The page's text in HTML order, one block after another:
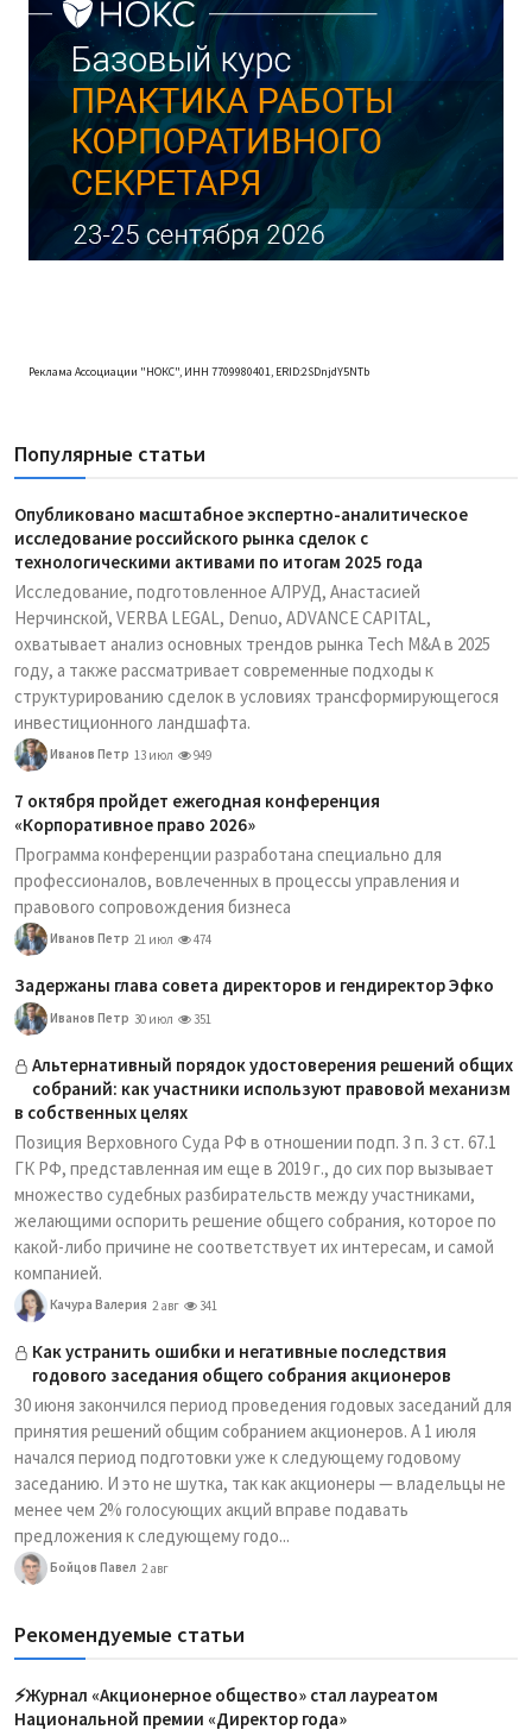
Реклама Ассоциации "НОКС", ИНН 7709980401, ERID:2SDnjdY5NTb
Популярные статьи
Опубликовано масштабное экспертно-аналитическое
исследование российского рынка сделок с
технологическими активами по итогам 2025 года
Исследование, подготовленное АЛРУД, Анастасией
Нерчинской, VERBA LEGAL, Denuo, ADVANCE CAPITAL,
охватывает анализ основных трендов рынка Tech M&A в 2025
году, а также рассматривает современные подходы к
структурированию сделок в условиях трансформирующегося
инвестиционного ландшафта.
Иванов Петр 13 июл 949
7 октября пройдет ежегодная конференция
«Корпоративное право 2026»
Программа конференции разработана специально для
профессионалов, вовлеченных в процессы управления и
правового сопровождения бизнеса
Иванов Петр 21 июл 474
Задержаны глава совета директоров и гендиректор Эфко
Иванов Петр 30 июл 351
Альтернативный порядок удостоверения решений общих
собраний: как участники используют правовой механизм
в собственных целях
Позиция Верховного Суда РФ в отношении подп. 3 п. 3 ст. 67.1
ГК РФ, представленная им еще в 2019 г., до сих пор вызывает
множество судебных разбирательств между участниками,
желающими оспорить решение общего собрания, которое по
какой-либо причине не соответствует их интересам, и самой
компанией.
Качура Валерия 2 авг 341
Как устранить ошибки и негативные последствия
годового заседания общего собрания акционеров
30 июня закончился период проведения годовых заседаний для
принятия решений общим собранием акционеров. А 1 июля
начался период подготовки уже к следующему годовому
заседанию. И это не шутка, так как акционеры — владельцы не
менее чем 2% голосующих акций вправе подавать
предложения к следующему годо...
Бойцов Павел 2 авг
Рекомендуемые статьи
⚡️Журнал «Акционерное общество» стал лауреатом
Национальной премии «Директор года»